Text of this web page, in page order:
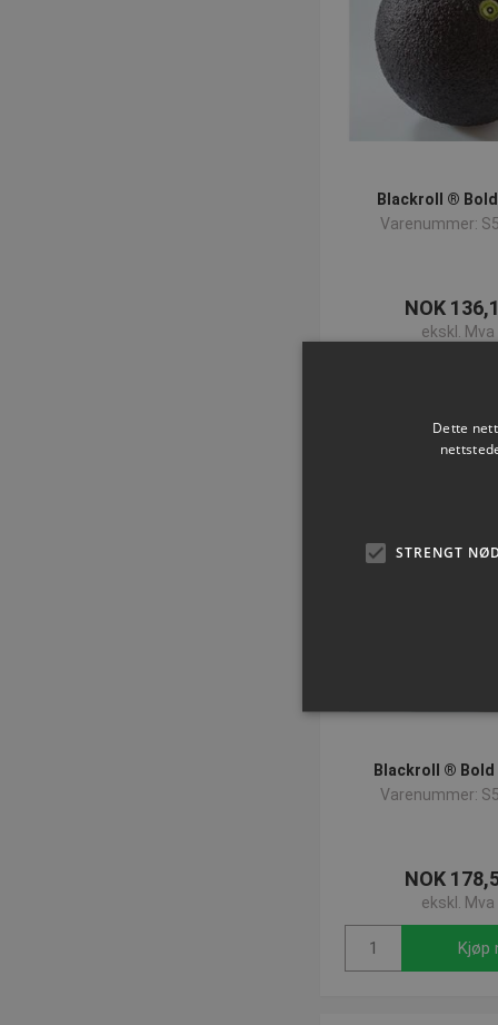
Blackroll ®
Varenummer:
NOK
ekskl. Mva
Blackroll ® Bold
Varenummer:
NOK
ekskl. Mva
Kjøp
Dette
STRENGT
Strengt nødvendige
popup-signup-closed
8861-4f4e-b552-
CookieScriptConsent